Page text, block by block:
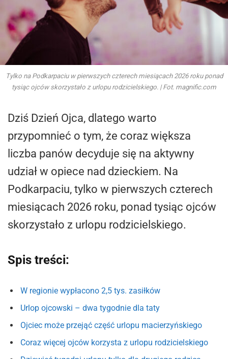
Tylko na Podkarpaciu w pierwszych czterech miesiącach 2026 roku ponad
tysiąc ojców skorzystało z urlopu rodzicielskiego. | Fot. magnific.com
Dziś Dzień Ojca, dlatego warto
przypomnieć o tym, że coraz większa
liczba panów decyduje się na aktywny
udział w opiece nad dzieckiem. Na
Podkarpaciu, tylko w pierwszych czterech
miesiącach 2026 roku, ponad tysiąc ojców
skorzystało z urlopu rodzicielskiego.
Spis treści:
W regionie wypłacono 2,5 tys. zasiłków
Urlop ojcowski – dwa tygodnie dla taty
Ojciec może przejąć część urlopu macierzyńskiego
Coraz więcej ojców korzysta z urlopu rodzicielskiego